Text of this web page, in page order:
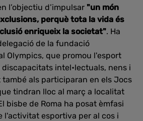
l’objectiu d’impulsar "un món
perquè tota la vida és
enriqueix la societat". Ha
de la fundació
Olympics, que promou l'esport
discapacitats intel•lectuals, nens i
als participaran en els Jocs
tindran lloc al març a localitat
bisbe de Roma ha posat èmfasi
l'activitat esportiva per al cos i